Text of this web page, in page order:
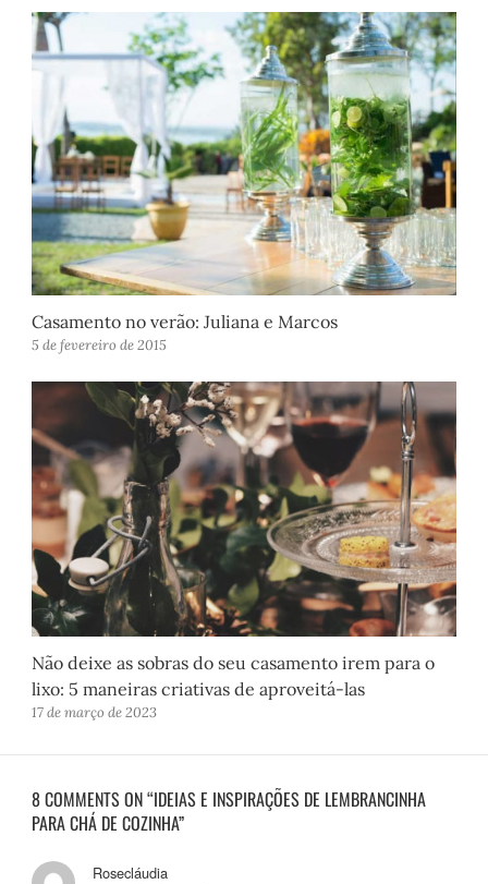
Casamento no verão: Juliana e Marcos
5 de fevereiro de 2015
Não deixe as sobras do seu casamento irem para o
lixo: 5 maneiras criativas de aproveitá-las
17 de março de 2023
8 COMMENTS ON “IDEIAS E INSPIRAÇÕES DE LEMBRANCINHA
PARA CHÁ DE COZINHA”
Rosecláudia